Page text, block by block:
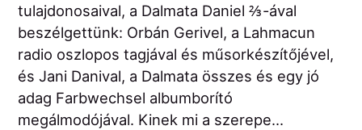
tulajdonosaival, a Dalmata Daniel ⅔-ával
beszélgettünk: Orbán Gerivel, a Lahmacun
radio oszlopos tagjával és műsorkészítőjével,
és Jani Danival, a Dalmata összes és egy jó
adag Farbwechsel albumborító
megálmodójával. Kinek mi a szerepe...